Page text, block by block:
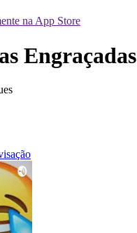
na App Store
Engraçadas